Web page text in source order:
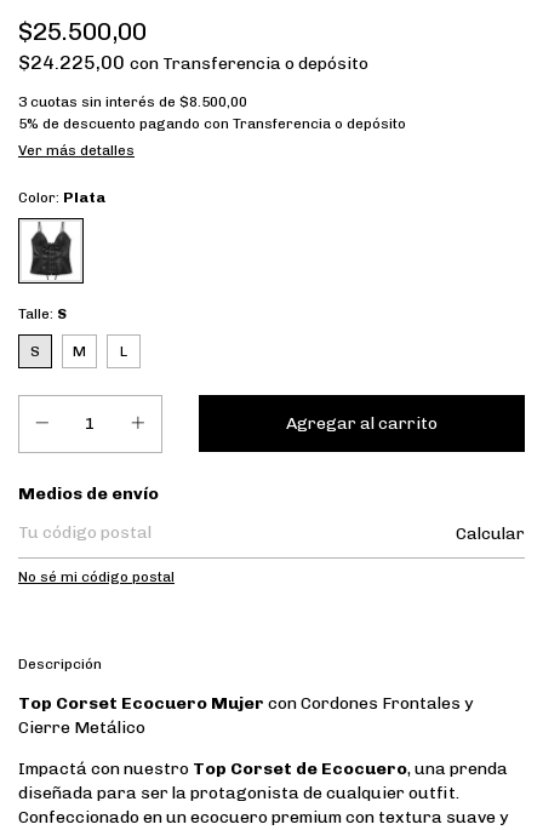
$25.500,00
$24.225,00 con Transferencia o depósito
3 cuotas sin interés de $8.500,00
5% de descuento pagando con Transferencia o depósito
Ver más detalles
Color: Plata
Talle: S
S M L
Entregas para el CP:
Medios de envío
Calcular
No sé mi código postal
Descripción
Top Corset Ecocuero Mujer con Cordones Frontales y
Cierre Metálico
Impactá con nuestro Top Corset de Ecocuero, una prenda
diseñada para ser la protagonista de cualquier outfit.
Confeccionado en un ecocuero premium con textura suave y